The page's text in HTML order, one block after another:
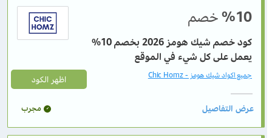
%10خصم
كود خصم شيك هومز 2026 بخصم 10%
يعمل على كل شيء في الموقع
اظهر الكود جميع اكواد شيك هومز - Chic Homz
مجرب